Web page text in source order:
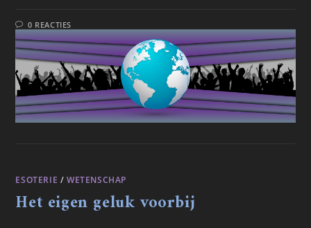
0 REACTIES
ESOTERIE /WETENSCHAP
Het eigen geluk voorbij